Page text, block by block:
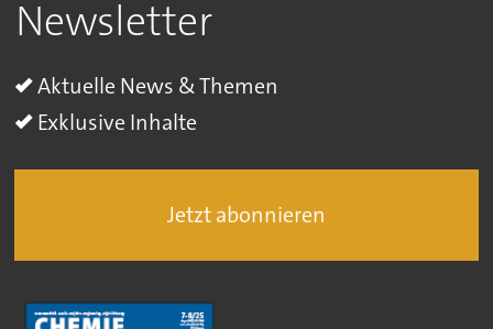
Newsletter
Aktuelle News & Themen
Exklusive Inhalte
Jetzt abonnieren